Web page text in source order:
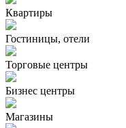
Квартиры
Гостиницы, отели
Торговые центры
Бизнес центры
Магазины